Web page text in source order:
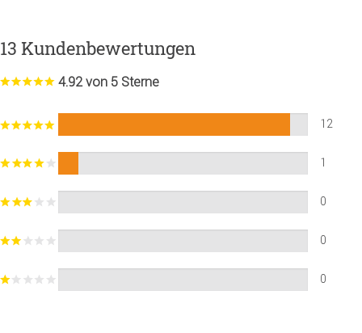
13 Kundenbewertungen
4.92 von 5 Sterne
12
1
0
0
0